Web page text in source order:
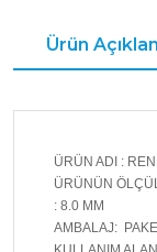
Ürün
ÜRÜN ADI :
ÜRÜNÜN
: 8.0 MM
AMBALAJ: